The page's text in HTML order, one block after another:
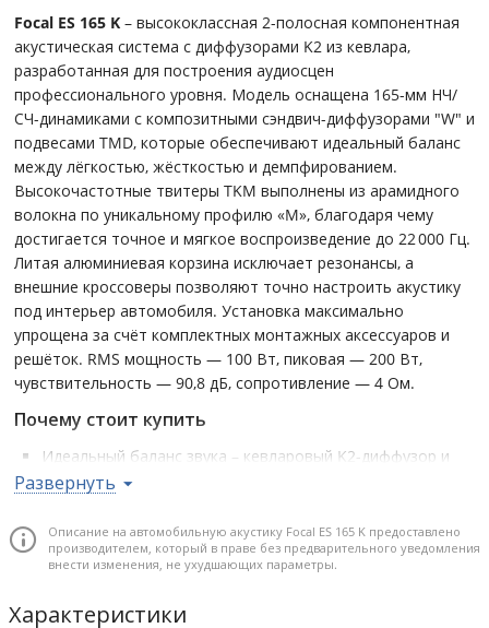
Focal ES 165 K – высококлассная 2-полосная компонентная
акустическая система с диффузорами K2 из кевлара,
разработанная для построения аудиосцен
профессионального уровня. Модель оснащена 165-мм НЧ/
СЧ-динамиками с композитными сэндвич-диффузорами "W" и
подвесами TMD, которые обеспечивают идеальный баланс
между лёгкостью, жёсткостью и демпфированием.
Высокочастотные твитеры TKM выполнены из арамидного
волокна по уникальному профилю «M», благодаря чему
достигается точное и мягкое воспроизведение до 22 000 Гц.
Литая алюминиевая корзина исключает резонансы, а
внешние кроссоверы позволяют точно настроить акустику
под интерьер автомобиля. Установка максимально
упрощена за счёт комплектных монтажных аксессуаров и
решёток. RMS мощность — 100 Вт, пиковая — 200 Вт,
чувствительность — 90,8 дБ, сопротивление — 4 Ом.
Почему стоит купить
Идеальный баланс звука – кевларовый K2-диффузор и
TMD-подвес передают мощный, контролируемый мидбас
Высокоточные твитеры TKM – арамидный купол и «M»-
профиль для плавной, неутомительной подачи высоких
Внешние кроссоверы – гибкость в настройке частотных
Развернуть
Описание на автомобильную акустику Focal ES 165 K предоставлено
производителем, который в праве без предварительного уведомления
внести изменения, не ухудшающих параметры.
Характеристики